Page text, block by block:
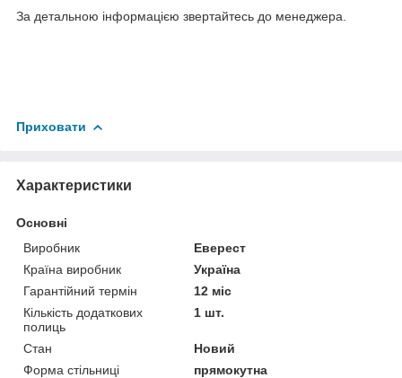
За детальною інформацією звертайтесь до менеджера.
Приховати
Характеристики
Основні
Виробник
Еверест
Країна виробник
Україна
Гарантійний термін
12 міс
Кількість додаткових
полиць
1 шт.
Стан
Новий
Форма стільниці
прямокутна